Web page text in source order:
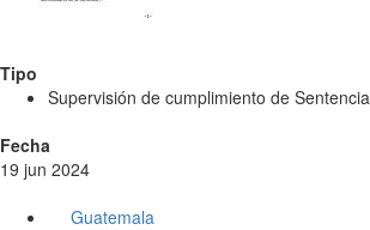
Tipo
Supervisión de cumplimiento de Sentencia
Fecha
19 jun 2024
Guatemala